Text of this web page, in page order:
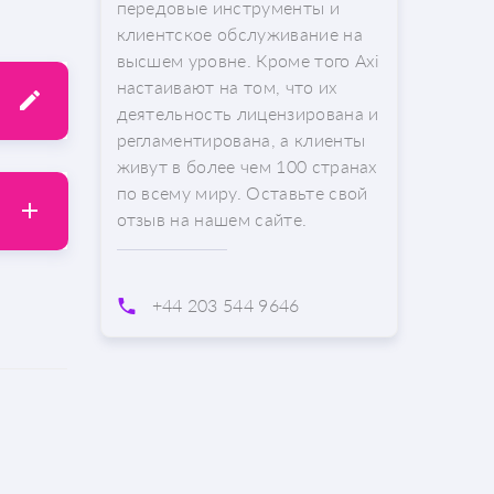
передовые инструменты и
клиентское обслуживание на
высшем уровне. Кроме того Axi
настаивают на том, что их
деятельность лицензирована и
регламентирована, а клиенты
живут в более чем 100 странах
по всему миру. Оставьте свой
отзыв на нашем сайте.
+44 203 544 9646